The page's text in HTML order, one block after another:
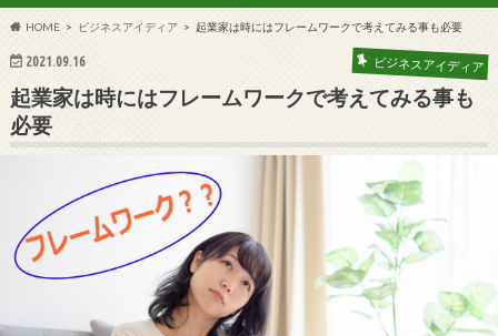
HOME ビジネスアイディア 起業家は時にはフレームワークで考えてみる事も必要
2021.09.16 ビジネスアイディア
起業家は時にはフレームワークで考えてみる事も
必要